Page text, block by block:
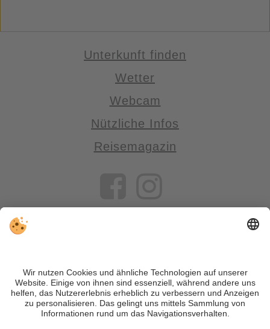
Unterkunft finden
Wetter
Webcam
Nützliche Infos
Reisemagazin
VIVOSüdtirol ist das Reiseportal für alle, die Südtirol nicht nur
besuchen, sondern wirklich erleben wollen – inklusive Tipps,
tollen Unterkünften und Angeboten.